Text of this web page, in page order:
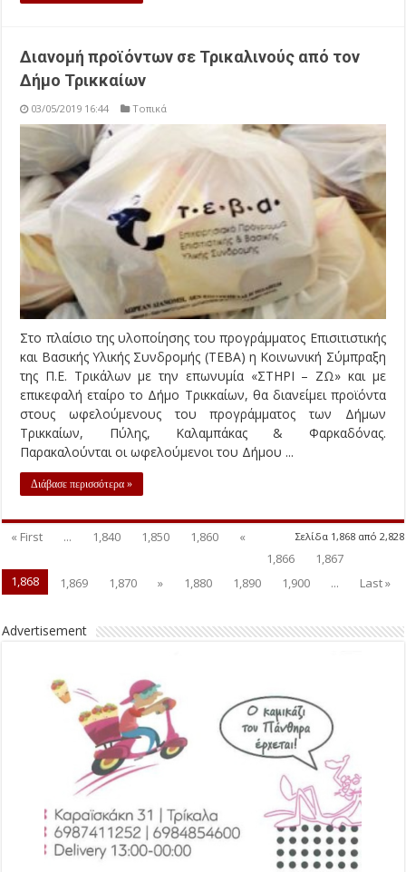
Διανομή προϊόντων σε Τρικαλινούς από τον
Δήμο Τρικκαίων
03/05/2019 16:44 Τοπικά
Στο πλαίσιο της υλοποίησης του προγράμματος Επισιτιστικής
και Βασικής Υλικής Συνδρομής (ΤΕΒΑ) η Κοινωνική Σύμπραξη
της Π.Ε. Τρικάλων με την επωνυμία «ΣΤΗΡΙ – ΖΩ» και με
επικεφαλή εταίρο το Δήμο Τρικκαίων, θα διανείμει προϊόντα
στους ωφελούμενους του προγράμματος των Δήμων
Τρικκαίων, Πύλης, Καλαμπάκας & Φαρκαδόνας.
Παρακαλούνται οι ωφελούμενοι του Δήμου ...
Διάβασε περισσότερα »
Σελίδα 1,868 από 2,828
« First ... 1,840 1,850 1,860
«
1,866
1,867
1,868
1,869 1,870 » 1,880 1,890 1,900 ... Last »
Advertisement